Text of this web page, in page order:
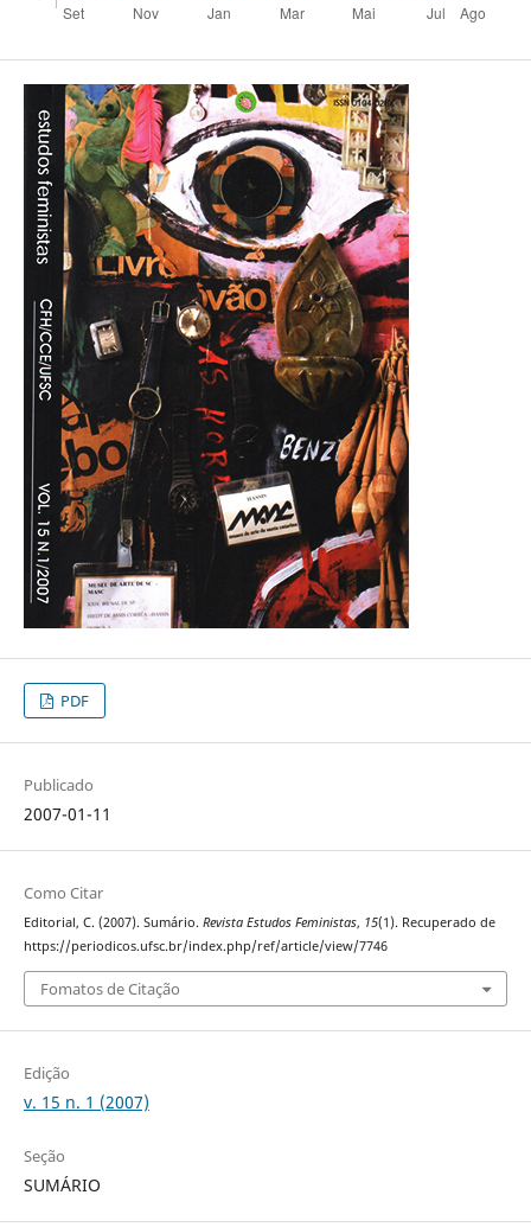
PDF
Publicado
2007-01-11
Como Citar
Editorial, C. (2007). Sumário. Revista Estudos Feministas, 15(1). Recuperado de
https://periodicos.ufsc.br/index.php/ref/article/view/7746
Fomatos de Citação
Edição
v. 15 n. 1 (2007)
Seção
SUMÁRIO